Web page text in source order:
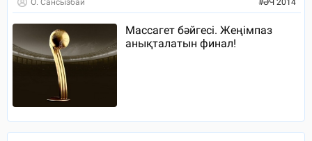
О. Сансызбай #ӘЧ 2014
Массагет бәйгесі. Жеңімпаз
анықталатын финал!